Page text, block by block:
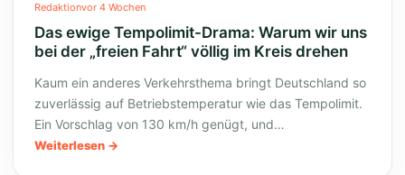
Redaktionvor 4 Wochen
Das ewige Tempolimit-Drama: Warum wir uns
bei der „freien Fahrt“ völlig im Kreis drehen
Kaum ein anderes Verkehrsthema bringt Deutschland so
zuverlässig auf Betriebstemperatur wie das Tempolimit.
Ein Vorschlag von 130 km/h genügt, und…
Weiterlesen